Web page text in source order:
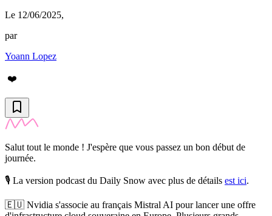
Le 12/06/2025,
par
Yoann Lopez
❤️
Salut tout le monde ! J'espère que vous passez un bon début de
journée.
🎙️ La version podcast du Daily Snow avec plus de détails est ici.
🇪🇺 Nvidia s'associe au français Mistral AI pour lancer une offre